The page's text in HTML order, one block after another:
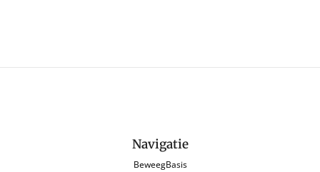
Navigatie
BeweegBasis